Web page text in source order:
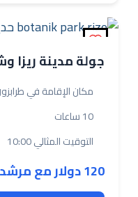
جولة مدينة ريزا
مكان الإقامة في
10 ساعات
التوقيت المثالي 10:00
120 دولار مع مرشد عربي